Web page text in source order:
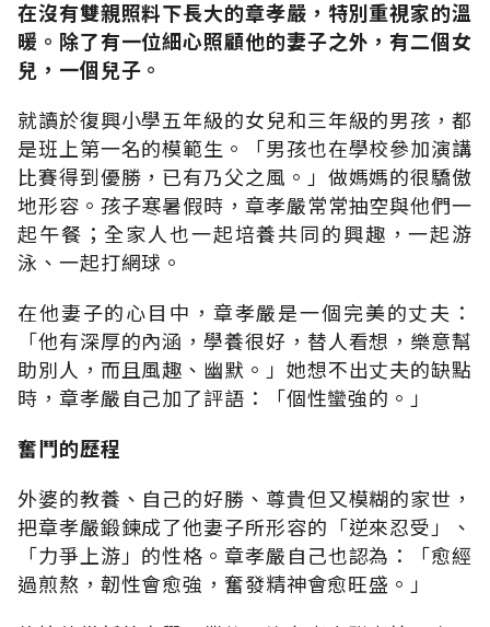
在沒有雙親照料下長大的章孝嚴，特別重視家的溫
暖。除了有一位細心照顧他的妻子之外，有二個女
兒，一個兒子。
就讀於復興小學五年級的女兒和三年級的男孩，都
是班上第一名的模範生。「男孩也在學校參加演講
比賽得到優勝，已有乃父之風。」做媽媽的很驕傲
地形容。孩子寒暑假時，章孝嚴常常抽空與他們一
起午餐；全家人也一起培養共同的興趣，一起游
泳、一起打網球。
在他妻子的心目中，章孝嚴是一個完美的丈夫：
「他有深厚的內涵，學養很好，替人看想，樂意幫
助別人，而且風趣、幽默。」她想不出丈夫的缺點
時，章孝嚴自己加了評語：「個性蠻強的。」
奮鬥的歷程
外婆的教養、自己的好勝、尊貴但又模糊的家世，
把章孝嚴鍛鍊成了他妻子所形容的「逆來忍受」、
「力爭上游」的性格。章孝嚴自己也認為：「愈經
過煎熬，韌性會愈強，奮發精神會愈旺盛。」